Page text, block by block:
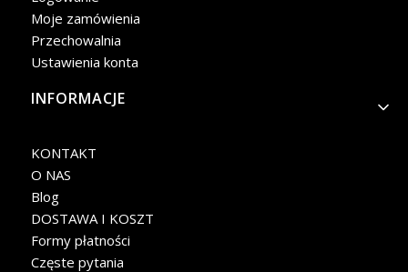
Moje zamówienia
Przechowalnia
Ustawienia konta
INFORMACJE
KONTAKT
O NAS
Blog
DOSTAWA I KOSZT
Formy płatności
Częste pytania